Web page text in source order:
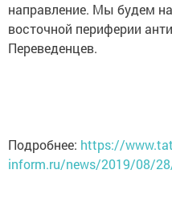
направление. Мы будем
восточной периферии
Переведенцев.
Подробнее: https://
inform.ru/news/2019/08/